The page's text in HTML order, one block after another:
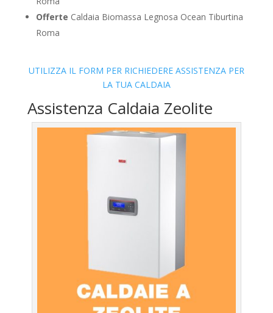
Offerte Caldaia Biomassa Legnosa Ocean Tiburtina
Roma
UTILIZZA IL FORM PER RICHIEDERE ASSISTENZA PER
LA TUA CALDAIA
Assistenza Caldaia Zeolite